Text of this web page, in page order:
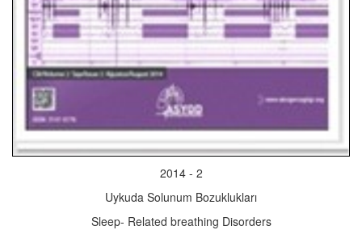
2014 - 2
Uykuda Solunum Bozuklukları
Sleep- Related breathing Disorders